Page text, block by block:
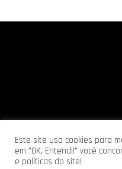
Este site usa cookies para
em "OK, Entendi!" você
e políticas do site!